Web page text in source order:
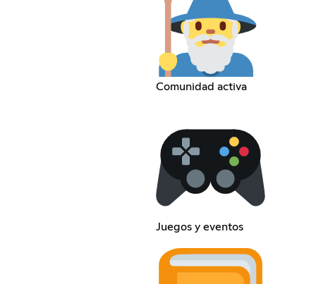
Comunidad activa
Juegos y eventos